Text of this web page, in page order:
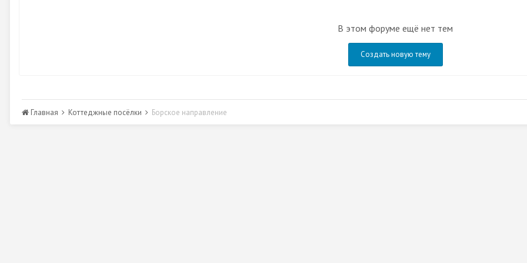
В этом форуме ещё нет тем
Создать новую тему
Главная Коттеджные посёлки Борское направление